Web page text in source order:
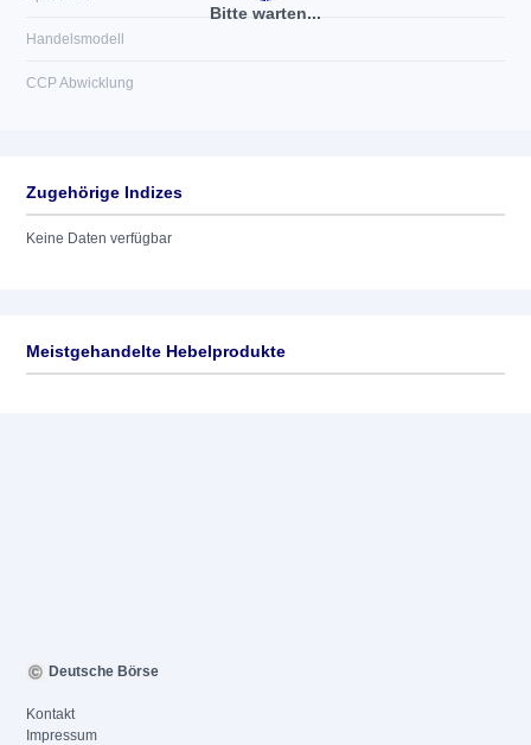
Bitte warten...
Handelsmodell
CCP Abwicklung
Zugehörige Indizes
Keine Daten verfügbar
Meistgehandelte Hebelprodukte
Deutsche Börse
Kontakt
Impressum